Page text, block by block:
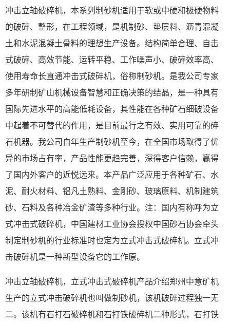
冲击立轴破碎机，本系列制砂机适用于软或中硬和极硬物料
的破碎、整形，在工程领域，是机制砂、垫层料、沥青混凝
土和水泥混凝土骨料的理想生产设备。结构简单合理、自击
式破碎、高效节能、运转平稳、工作噪声小、破碎效率高、
使用寿命长直通冲击式破碎机，俗称制砂机。是我公司专家
多年研制矿山机械设备智慧和正确决策的结晶，是一种具有
国际先进水平的高能低耗设备，其性能在各种矿石细破设备
中起着不可替代的作用，是目前最行之有效、实用可靠的碎
石机器。我公司自年生产制砂机至今，在全国市场取得了优
异的市场占有率，产品性能更趋完善，深得客户信赖，赢得
了国内外客户的近悦远来。本产品广泛应用于各种矿石、水
泥、耐火材料、铝凡土熟料、金刚砂、玻璃原料、机制建筑
砂、石料及各种冶金矿渣等多种行业。注：国内有称呼为立
式冲击式破碎机，中国建材工业协会授权中国砂石协会牵头
制定制砂机的行业标准时也定为立式冲击式破碎机。立式冲
击破碎机是一种新型设备它的工作原。
冲击立轴破碎机，立式冲击式破碎机产品介绍郑州中意矿机
生产的立式冲击破碎机也叫做制砂机，该机破碎过程独一无
二。该机有石打石破碎机和石打铁破碎机二种形式，石打铁